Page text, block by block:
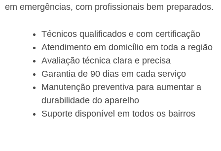
em emergências, com profissionais bem preparados.
Técnicos qualificados e com certificação
Atendimento em domicílio em toda a região
Avaliação técnica clara e precisa
Garantia de 90 dias em cada serviço
Manutenção preventiva para aumentar a
durabilidade do aparelho
Suporte disponível em todos os bairros